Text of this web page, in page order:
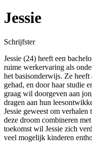
Jessie
Schrijfster
Jessie (24) heeft een
ruime werkervaring als
het basisonderwijs. Ze
gehad, en door haar studie
graag wil doorgeven aan
dragen aan hun
Jessie geweest om
deze droom combineren
toekomst wil Jessie zich
veel mogelijk kinderen